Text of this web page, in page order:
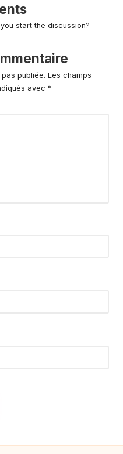
start the discussion?
publiée. Les champs
avec *